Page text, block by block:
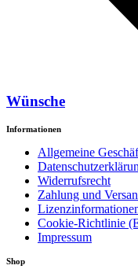
Wünsche
Informationen
Allgemeine
Widerrufsrecht
Zahlung und
Cookie-Richtlinie
Impressum
Shop